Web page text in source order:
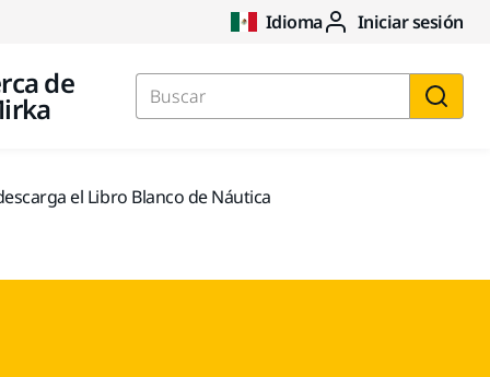
Idioma Iniciar sesión
de
Buscar
el Libro Blanco de Náutica